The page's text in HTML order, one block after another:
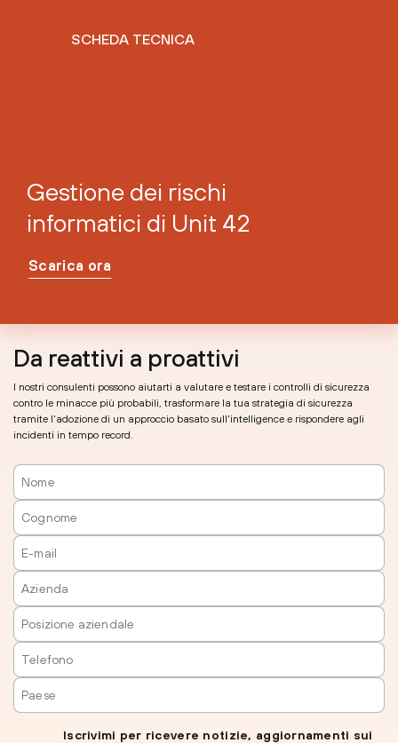
SCHEDA TECNICA
Gestione dei rischi
informatici di Unit 42
Scarica ora
Da reattivi a proattivi
I nostri consulenti possono aiutarti a valutare e testare i controlli di sicurezza
contro le minacce più probabili, trasformare la tua strategia di sicurezza
tramite l'adozione di un approccio basato sull'intelligence e rispondere agli
incidenti in tempo record.
Iscrivimi per ricevere notizie, aggiornamenti sui